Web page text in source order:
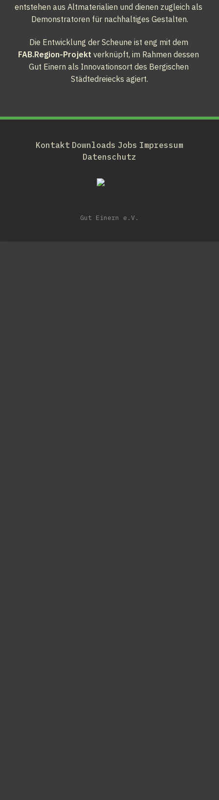
entstehen aus Altmaterialien und dienen zugleich als
Demonstratoren für nachhaltiges Gestalten.
FAB.Region-Projekt verknüpft, im Rahmen dessen
Gut Einern als Innovationsort des Bergischen
Städtedreiecks agiert.
Kontakt Downloads Jobs Impressum
Datenschutz
Gut Einern e.V.